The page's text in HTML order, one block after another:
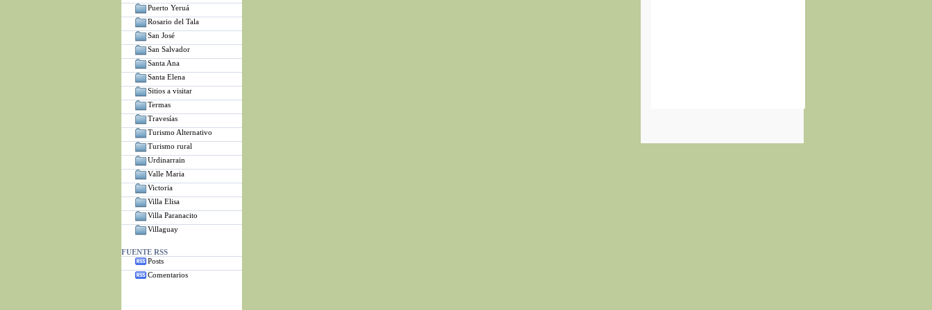
Puerto Yeruá
Rosario del Tala
San José
San Salvador
Santa Ana
Santa Elena
Sitios a visitar
Termas
Travesías
Turismo Alternativo
Turismo rural
Urdinarrain
Valle Maria
Victoria
Villa Elisa
Villa Paranacito
Villaguay
FUENTE RSS
Posts
Comentarios